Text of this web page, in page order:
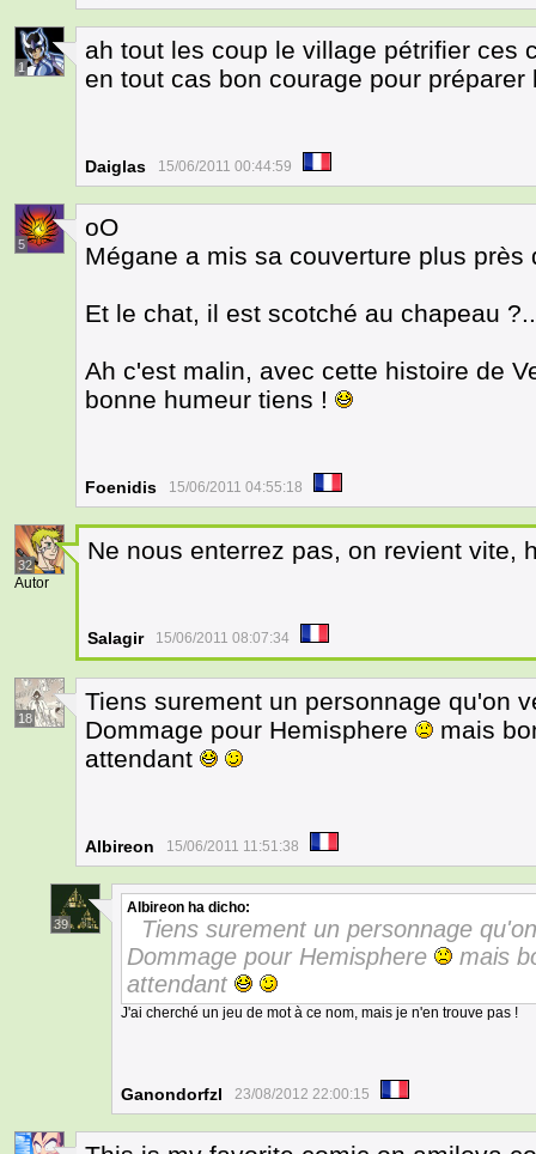
1
ah tout les coup le village pétrifier ces
en tout cas bon courage pour préparer
Daiglas 15/06/2011 00:44:59
5
oO
Mégane a mis sa couverture plus
Et le chat, il est scotché au chapeau
Ah c'est malin, avec cette histoire de
bonne humeur tiens !
Foenidis 15/06/2011 04:55:18
32
Autor
Ne nous enterrez pas, on revient vite,
Salagir 15/06/2011 08:07:34
18
Tiens surement un personnage qu'on
Dommage pour Hemisphere
mais
attendant
Albireon 15/06/2011 11:51:38
39
Albireon ha dicho:
Tiens surement un personnage
Dommage pour Hemisphere
mais
attendant
J'ai cherché un jeu de mot à ce nom, mais je n'en trouve pas !
Ganondorfzl 23/08/2012 22:00:15